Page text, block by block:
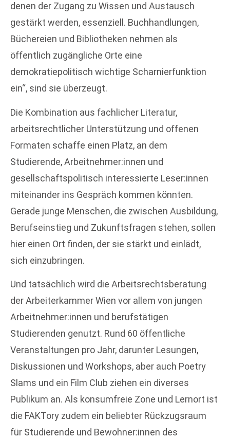
denen der Zugang zu Wissen und Austausch
gestärkt werden, essenziell. Buchhandlungen,
Büchereien und Bibliotheken nehmen als
öffentlich zugängliche Orte eine
demokratiepolitisch wichtige Scharnierfunktion
ein“, sind sie überzeugt.
Die Kombination aus fachlicher Literatur,
arbeitsrechtlicher Unterstützung und offenen
Formaten schaffe einen Platz, an dem
Studierende, Arbeitnehmer:innen und
gesellschaftspolitisch interessierte Leser:innen
miteinander ins Gespräch kommen könnten.
Gerade junge Menschen, die zwischen Ausbildung,
Berufseinstieg und Zukunftsfragen stehen, sollen
hier einen Ort finden, der sie stärkt und einlädt,
sich einzubringen.
Und tatsächlich wird die Arbeitsrechtsberatung
der Arbeiterkammer Wien vor allem von jungen
Arbeitnehmer:innen und berufstätigen
Studierenden genutzt. Rund 60 öffentliche
Veranstaltungen pro Jahr, darunter Lesungen,
Diskussionen und Workshops, aber auch Poetry
Slams und ein Film Club ziehen ein diverses
Publikum an. Als konsumfreie Zone und Lernort ist
die FAKTory zudem ein beliebter Rückzugsraum
für Studierende und Bewohner:innen des